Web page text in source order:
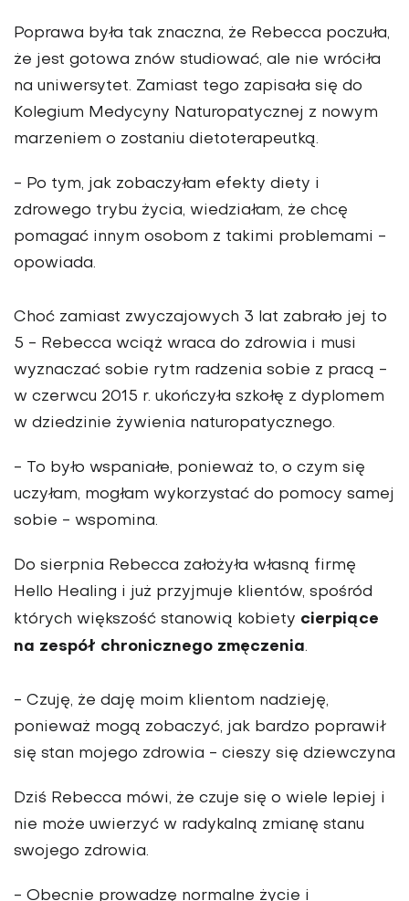
Poprawa była tak znaczna, że Rebecca poczuła,
że jest gotowa znów studiować, ale nie wróciła
na uniwersytet. Zamiast tego zapisała się do
Kolegium Medycyny Naturopatycznej z nowym
marzeniem o zostaniu dietoterapeutką.
- Po tym, jak zobaczyłam efekty diety i
zdrowego trybu życia, wiedziałam, że chcę
pomagać innym osobom z takimi problemami -
opowiada.
Choć zamiast zwyczajowych 3 lat zabrało jej to
5 - Rebecca wciąż wraca do zdrowia i musi
wyznaczać sobie rytm radzenia sobie z pracą -
w czerwcu 2015 r. ukończyła szkołę z dyplomem
w dziedzinie żywienia naturopatycznego.
- To było wspaniałe, ponieważ to, o czym się
uczyłam, mogłam wykorzystać do pomocy samej
sobie - wspomina.
Do sierpnia Rebecca założyła własną firmę
Hello Healing i już przyjmuje klientów, spośród
których większość stanowią kobiety cierpiące
na zespół chronicznego zmęczenia.
- Czuję, że daję moim klientom nadzieję,
ponieważ mogą zobaczyć, jak bardzo poprawił
się stan mojego zdrowia - cieszy się dziewczyna
Dziś Rebecca mówi, że czuje się o wiele lepiej i
nie może uwierzyć w radykalną zmianę stanu
swojego zdrowia.
- Obecnie prowadzę normalne życie i